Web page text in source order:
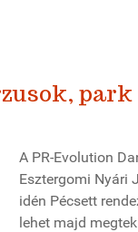
park
A PR-Evolution
Esztergomi Nyári
idén Pécsett
lehet majd